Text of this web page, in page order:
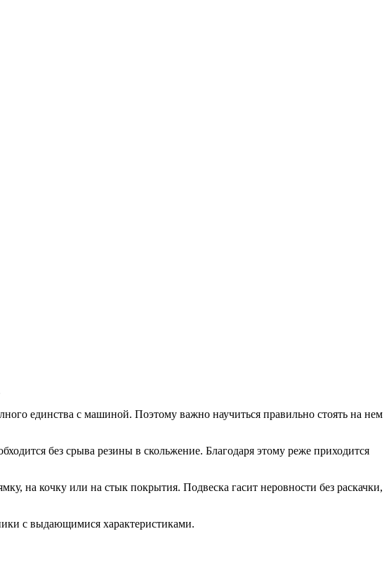
единства с машиной. Поэтому важно научиться правильно стоять на нем
без срыва резины в скольжение. Благодаря этому реже приходится
на кочку или на стык покрытия. Подвеска гасит неровности без раскачки,
с выдающимися характеристиками.